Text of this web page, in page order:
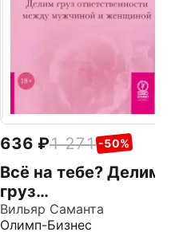
636 1 271 -50%
Всё на тебе? Делим
груз
ответственности
между мужчиной и
Вильяр Саманта
Олимп-Бизнес